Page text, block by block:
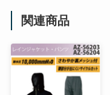
関連商品